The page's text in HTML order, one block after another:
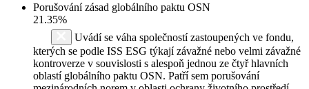
Porušování zásad globálního paktu OSN
21.35%
Uvádí se váha společností zastoupených ve fondu,
kterých se podle ISS ESG týkají závažné nebo velmi závažné
kontroverze v souvislosti s alespoň jednou ze čtyř hlavních
oblastí globálního paktu OSN. Patří sem porušování